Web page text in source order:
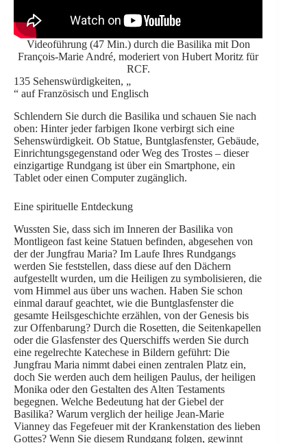
Videoführung (47 Min.) durch die Basilika mit Don
François-Marie André, moderiert von Hubert Moritz für
RCF.
135 Sehenswürdigkeiten, „
“ auf Französisch und Englisch
Schlendern Sie durch die Basilika und schauen Sie nach
oben: Hinter jeder farbigen Ikone verbirgt sich eine
Sehenswürdigkeit. Ob Statue, Buntglasfenster, Gebäude,
Einrichtungsgegenstand oder Weg des Trostes – dieser
einzigartige Rundgang ist über ein Smartphone, ein
Tablet oder einen Computer zugänglich.
Eine spirituelle Entdeckung
Wussten Sie, dass sich im Inneren der Basilika von
Montligeon fast keine Statuen befinden, abgesehen von
der der Jungfrau Maria? Im Laufe Ihres Rundgangs
werden Sie feststellen, dass diese auf den Dächern
aufgestellt wurden, um die Heiligen zu symbolisieren, die
vom Himmel aus über uns wachen. Haben Sie schon
einmal darauf geachtet, wie die Buntglasfenster die
gesamte Heilsgeschichte erzählen, von der Genesis bis
zur Offenbarung? Durch die Rosetten, die Seitenkapellen
oder die Glasfenster des Querschiffs werden Sie durch
eine regelrechte Katechese in Bildern geführt: Die
Jungfrau Maria nimmt dabei einen zentralen Platz ein,
doch Sie werden auch dem heiligen Paulus, der heiligen
Monika oder den Gestalten des Alten Testaments
begegnen. Welche Bedeutung hat der Giebel der
Basilika? Warum verglich der heilige Jean-Marie
Vianney das Fegefeuer mit der Krankenstation des lieben
Gottes? Wenn Sie diesem Rundgang folgen, gewinnt